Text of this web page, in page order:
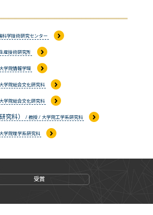
科学技術研究センター
産技術研究所
学院情報学環
学院総合文化研究科
学院総合文化研究科
究科） / 教授 / 大学院工学系研究科
学院理学系研究科
受賞